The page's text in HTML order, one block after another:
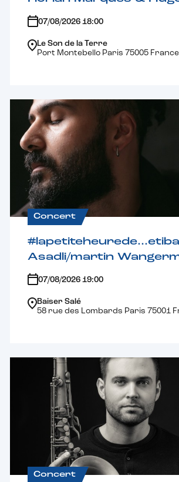
07/08/2026 18:00
Le Son de la Terre
Port Montebello Paris 75005 France
Concert
Asadli/martin
07/08/2026 19:00
Baiser Salé
58 rue des Lombards Paris 75001
Concert